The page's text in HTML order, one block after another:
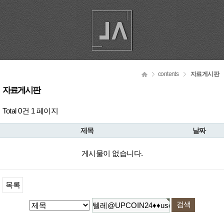
contents 자료게시판
자료게시판
Total 0건 1 페이지
제목 날짜
게시물이 없습니다.
목록